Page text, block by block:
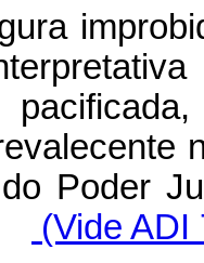
do
(Vide ADI